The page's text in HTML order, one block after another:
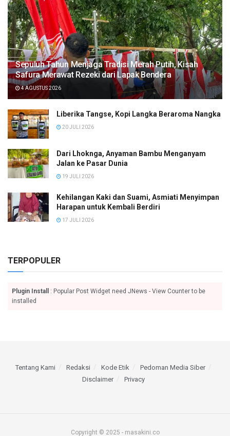
Sepuluh Tahun Menjaga Tradisi Merah Putih, Kisah
Safura Merawat Rezeki dari Lapak Bendera
4 AGUSTUS 2026
Liberika Tangse, Kopi Langka Beraroma Nangka
20 JULI 2026
Dari Lhoknga, Anyaman Bambu Menganyam
Jalan ke Pasar Dunia
19 JULI 2026
Kehilangan Kaki dan Suami, Asmiati Menyimpan
Harapan untuk Kembali Berdiri
17 JULI 2026
TERPOPULER
Plugin Install
: Popular Post Widget need JNews - View Counter to be
installed
Tentang Kami Redaksi Kode Etik
Pedoman Media Siber
Disclaimer
Privacy
Copyright © 2025 - masakini.co